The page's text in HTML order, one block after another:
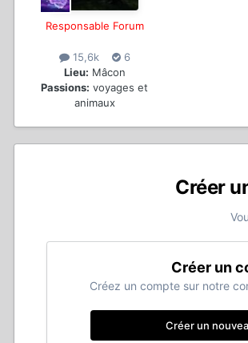
Responsable Forum
15,6k
6
Lieu: Mâcon
Passions: voyages et
animaux
Créer
Créer un
Créez un compte sur notre
Créer un